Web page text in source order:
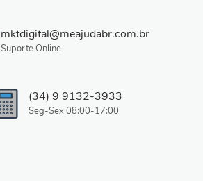
mktdigital@meajudabr.com.br
Suporte Online
(34) 9 9132-3933
Seg-Sex 08:00-17:00